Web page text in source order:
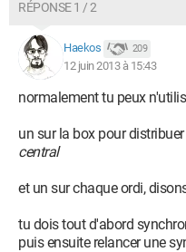
réseau public...
Est il possible qu'étant
installé moi-même, il y a
Quand je recherche le
il me demande d'éteindre le
10s. (Cela ne fonctionne
recherche en ignorant ce
["connexion au réseau
valide].
Et quand j'ouvre google
serveur DNS a échoué"
RÉPONSE 1 / 2
Haekos 209
12 juin 2013 à 15:43
normalement tu peux
un sur la box pour
central
et un sur chaque ordi,
tu dois tout d'abord
puis ensuite relancer une